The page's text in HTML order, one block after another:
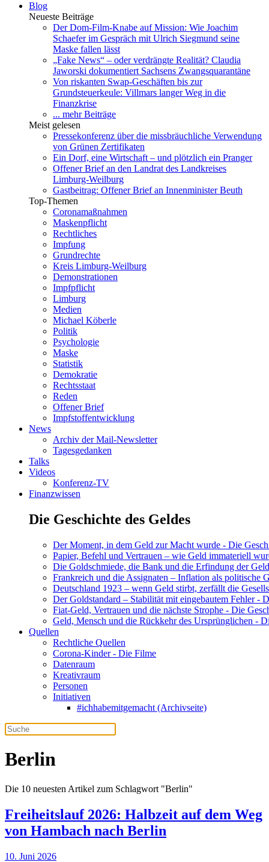
Blog
Neueste Beiträge
Der Dom-Film-Knabe auf Mission: Wie Joachim
Schaefer im Gespräch mit Ulrich Siegmund seine
Maske fallen lässt
„Fake News“ – oder verdrängte Realität? Claudia
Jaworski dokumentiert Sachsens Zwangsquarantäne
Von riskanten Swap-Geschäften bis zur
Grundsteuerkeule: Villmars langer Weg in die
Finanzkrise
... mehr Beiträge
Meist gelesen
Pressekonferenz über die missbräuchliche Verwendung
von Grünen Zertifikaten
Ein Dorf, eine Wirtschaft – und plötzlich ein Pranger
Offener Brief an den Landrat des Landkreises
Limburg-Weilburg
Gastbeitrag: Offener Brief an Innenminister Beuth
Top-Themen
Coronamaßnahmen
Maskenpflicht
Rechtliches
Impfung
Grundrechte
Kreis Limburg-Weilburg
Demonstrationen
Impfpflicht
Limburg
Medien
Michael Köberle
Politik
Psychologie
Maske
Statistik
Demokratie
Rechtsstaat
Reden
Offener Brief
Impfstoffentwicklung
News
Archiv der Mail-Newsletter
Tagesgedanken
Talks
Videos
Konferenz-TV
Finanzwissen
Die Geschichte des Geldes
Der Moment, in dem Geld zur Macht wurde - Die
Papier, Befehl und Vertrauen – wie Geld immateriell
Die Goldschmiede, die Bank und die Erfindung der
Frankreich und die Assignaten – Inflation als politische
Deutschland 1923 – wenn Geld stirbt, zerfällt die
Der Goldstandard – Stabilität mit eingebautem Fehler -
Fiat-Geld, Vertrauen und die nächste Strophe - Die
Geld, Mensch und die Rückkehr des Ursprünglichen -
Quellen
Rechtliche Quellen
Corona-Kinder - Die Filme
Datenraum
Kreativraum
Personen
Initiativen
#ichhabemitgemacht (Archivseite)
Berlin
Die 10 neuesten Artikel zum Schlagwort "Berlin"
Freiheitslauf 2026: Halbzeit auf dem Weg
von Hambach nach Berlin
10. Juni 2026